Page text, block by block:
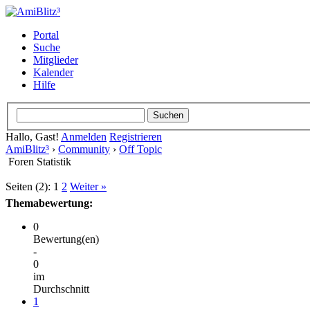
Portal
Suche
Mitglieder
Kalender
Hilfe
Hallo, Gast! Anmelden Registrieren
AmiBlitz³ › Community › Off Topic
Foren Statistik
Seiten (2): 1 2 Weiter »
Themabewertung:
0
Bewertung(en)
-
0
im
Durchschnitt
1